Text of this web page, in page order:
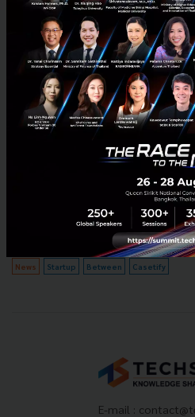
Between จับมือ Casetify เปิดตั
เมื่อวันที่ 21 กันยายน Between แอปพ
แชร์ความรักของพวกเขาลงบนพื้นที่ส่ว
บริษัทผลิตเคสโทรศัพท์และอื่นๆอีกมาก
กันยายน 23, 2015| ByTechsauce Team
News Startup Between Casetify
E-mail :